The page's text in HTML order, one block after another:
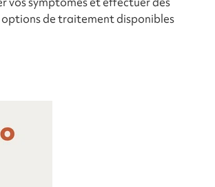
options de traitement disponibles